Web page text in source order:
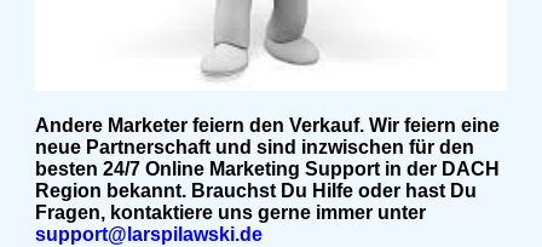
Andere Marketer feiern den Verkauf. Wir feiern eine
neue Partnerschaft und sind inzwischen für den
besten 24/7 Online Marketing Support in der DACH
Region bekannt. Brauchst Du Hilfe oder hast Du
Fragen, kontaktiere uns gerne immer unter
support@larspilawski.de